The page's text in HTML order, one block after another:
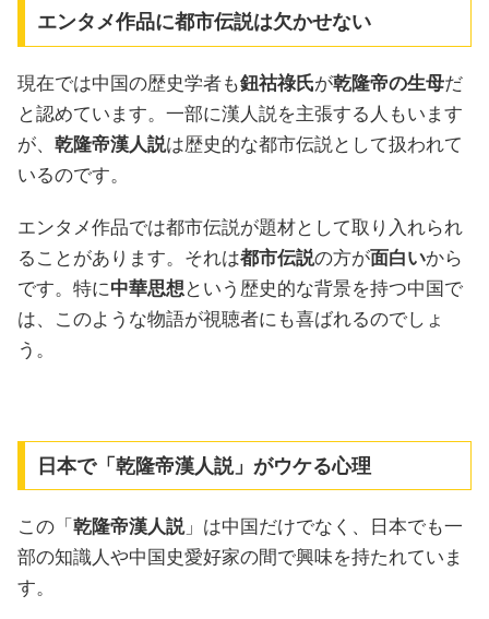
エンタメ作品に都市伝説は欠かせない
現在では中国の歴史学者も鈕祜祿氏が乾隆帝の生母だ
と認めています。一部に漢人説を主張する人もいます
が、 乾隆帝漢人説は歴史的な都市伝説として扱われて
いるのです。
エンタメ作品では都市伝説が題材として取り入れられ
ることがあります。それは都市伝説の方が面白いから
です。特に中華思想という歴史的な背景を持つ中国で
は、このような物語が視聴者にも喜ばれるのでしょ
う。
日本で「乾隆帝漢人説」がウケる心理
この「 乾隆帝漢人説」は中国だけでなく、日本でも一
部の知識人や中国史愛好家の間で興味を持たれていま
す。